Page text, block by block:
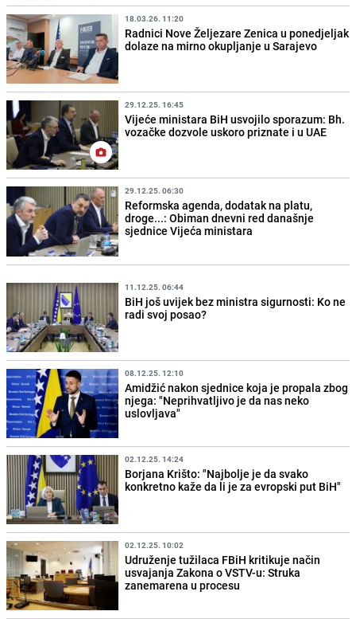
18.03.26. 11:20
Radnici Nove Željezare Zenica u ponedjeljak
dolaze na mirno okupljanje u Sarajevo
29.12.25. 16:45
Vijeće ministara BiH usvojilo sporazum: Bh.
vozačke dozvole uskoro priznate i u UAE
29.12.25. 06:30
Reformska agenda, dodatak na platu,
droge...: Obiman dnevni red današnje
sjednice Vijeća ministara
11.12.25. 06:44
BiH još uvijek bez ministra sigurnosti: Ko ne
radi svoj posao?
08.12.25. 12:10
Amidžić nakon sjednice koja je propala zbog
njega: "Neprihvatljivo je da nas neko
uslovljava"
02.12.25. 14:24
Borjana Krišto: "Najbolje je da svako
konkretno kaže da li je za evropski put BiH"
02.12.25. 10:02
Udruženje tužilaca FBiH kritikuje način
usvajanja Zakona o VSTV-u: Struka
zanemarena u procesu